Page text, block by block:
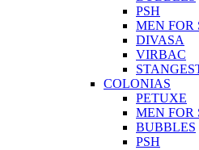
PSH
MEN FOR
DIVASA
VIRBAC
COLONIAS
PETUXE
MEN FOR
BUBBLES
PSH